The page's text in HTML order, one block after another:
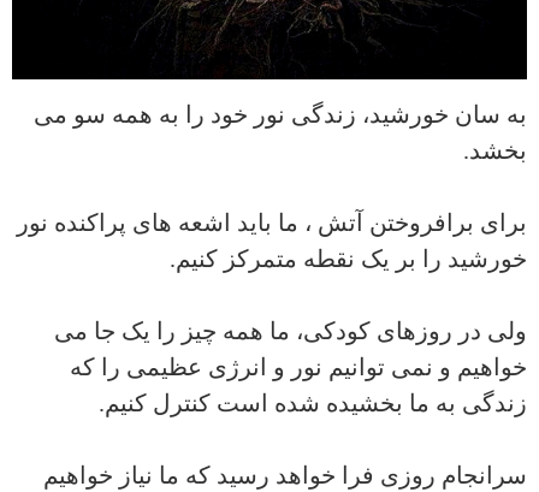
به سان خورشید، زندگی نور خود را به همه سو می
بخشد.
برای برافروختن آتش ، ما باید اشعه های پراکنده نور
خورشید را بر یک نقطه متمرکز کنیم.
ولی در روزهای کودکی، ما همه چیز را یک جا می
خواهیم و نمی توانیم نور و انرژی عظیمی را که
زندگی به ما بخشیده شده است کنترل کنیم.
سرانجام روزی فرا خواهد رسید که ما نیاز خواهیم